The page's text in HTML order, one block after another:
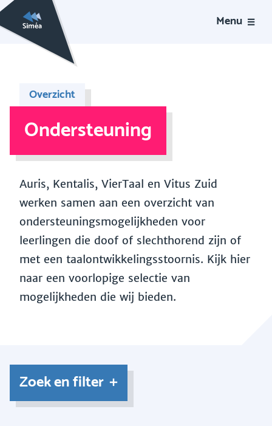
Menu
Overzicht
Ondersteuning
Auris, Kentalis, VierTaal en Vitus Zuid
werken samen aan een overzicht van
ondersteuningsmogelijkheden voor
leerlingen die doof of slechthorend zijn of
met een taalontwikkelingsstoornis. Kijk hier
naar een voorlopige selectie van
mogelijkheden die wij bieden.
Zoek en filter